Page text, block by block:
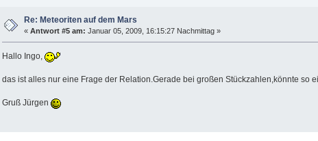
Re: Meteoriten auf dem Mars
« Antwort #5 am: Januar 05, 2009, 16:15:27 Nachmittag »
Hallo Ingo,
das ist alles nur eine Frage der Relation.Gerade bei großen Stückzahlen,könnte so
Gruß Jürgen